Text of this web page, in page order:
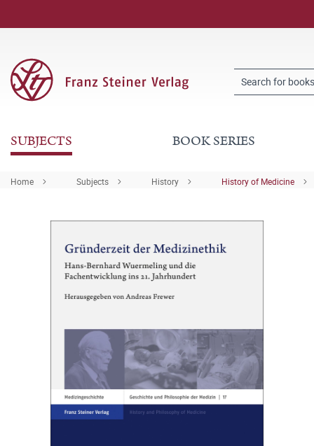
SUBJECTS BOOK SERIES
Home Subjects History History of Medicine